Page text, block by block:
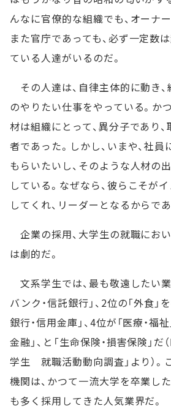
んなに官僚的な組織でも、オーナ
また官庁であっても、必ず一定数
ている人達がいるのだ。
その人達は、自律主体的に動き
のやりたい仕事をやっている。か
材は組織にとって、異分子であり
者であった。しかし、いまや、社
もらいたいし、そのような人材の
している。なぜなら、彼らこそが
してくれ、リーダーとなるからであ
企業の採用、大学生の就職にお
は劇的だ。
文系学生では、最も敬遠したい
バンク・信託銀行」、2位の「外食」
銀行・信用金庫」、4位が「医療・福
金融」、と「生命保険・損害保険」
学生 就職活動動向調査」より）。
機関は、かつて一流大学を卒業し
も多く採用してきた人気業界だ。